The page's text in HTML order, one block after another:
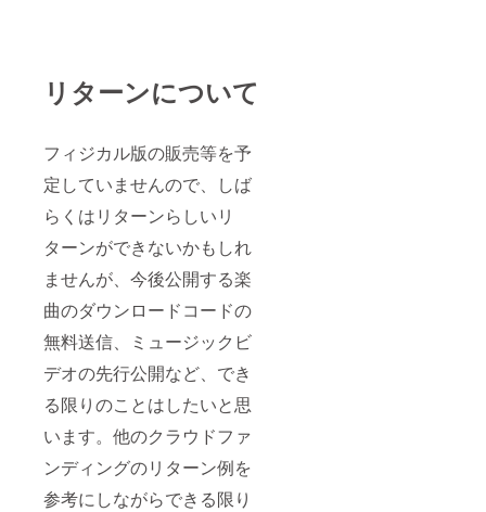
リターンについて
フィジカル版の販売等を予
定していませんので、しば
らくはリターンらしいリ
ターンができないかもしれ
ませんが、今後公開する楽
曲のダウンロードコードの
無料送信、ミュージックビ
デオの先行公開など、でき
る限りのことはしたいと思
います。他のクラウドファ
ンディングのリターン例を
参考にしながらできる限り